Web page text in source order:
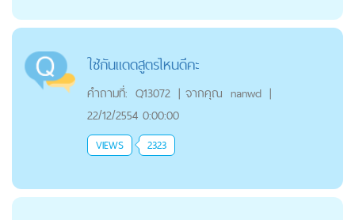
ใช้กันแดดสูตรไหนดีคะ
คำถามที่: Q13072 | จากคุณ nanwd |
22/12/2554 0:00:00
VIEWS 2323